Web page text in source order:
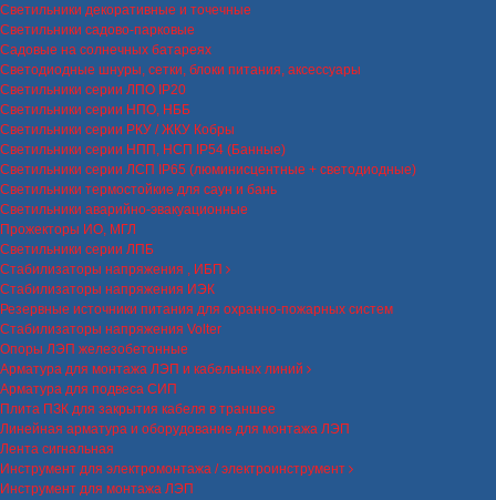
Светильники декоративные и точечные
Светильники садово-парковые
Садовые на солнечных батареях
Светодиодные шнуры, сетки, блоки питания, аксессуары
Светильники серии ЛПО IP20
Светильники серии НПО, НББ
Светильники серии РКУ / ЖКУ Кобры
Светильники серии НПП, НСП IP54 (Банные)
Светильники серии ЛСП IP65 (люминисцентные + светодиодные)
Светильники термостойкие для саун и бань
Светильники аварийно-эвакуационные
Прожекторы ИО, МГЛ
Светильники серии ЛПБ
Стабилизаторы напряжения , ИБП
Стабилизаторы напряжения ИЭК
Резервные источники питания для охранно-пожарных систем
Стабилизаторы напряжения Volter
Опоры ЛЭП железобетонные
Арматура для монтажа ЛЭП и кабельных линий
Арматура для подвеса СИП
Плита ПЗК для закрытия кабеля в траншее
Линейная арматура и оборудование для монтажа ЛЭП
Лента сигнальная
Инструмент для электромонтажа / электроинструмент
Инструмент для монтажа ЛЭП